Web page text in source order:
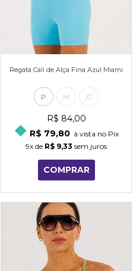
Regata Cali de Alça Fina Azul Miami
P M G
R$ 84,00
R$ 79,80 à vista no Pix
9x de R$ 9,33 sem juros
COMPRAR